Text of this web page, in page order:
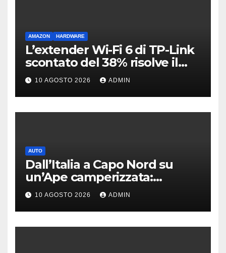
AMAZON HARDWARE
L’extender Wi-Fi 6 di TP-Link
scontato del 38% risolve il
problema delle zone morte
10 AGOSTO 2026 ADMIN
AUTO
Dall’Italia a Capo Nord su
un’Ape camperizzata:
l’incredibile impresa di
Francesco
10 AGOSTO 2026 ADMIN